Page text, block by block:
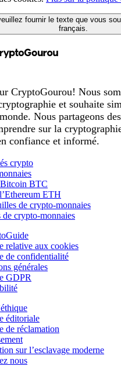
fournir le texte que vous
français.
CryptoGourou! Nous
et souhaite
Nous partageons
sur la
confiance et informé.
crypto
BTC
ETH
de crypto-monnaies
de crypto-monnaies
relative aux cookies
de confidentialité
générales
GDPR
éditoriale
de réclamation
sur l’esclavage moderne
nous